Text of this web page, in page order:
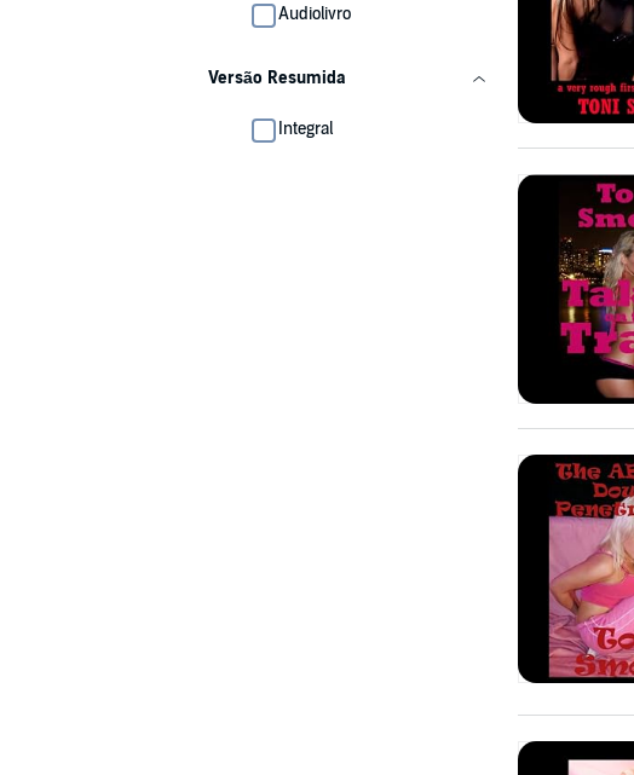
Audiolivro
Versão Resumida
Integral